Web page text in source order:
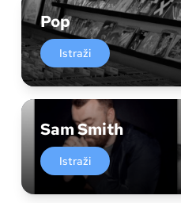
Pop
Istraži
Sam Smith
Istraži